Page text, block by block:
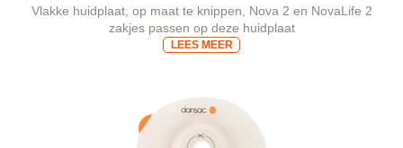
Vlakke huidplaat, op maat te knippen, Nova 2 en NovaLife 2
zakjes passen op deze huidplaat
LEES MEER